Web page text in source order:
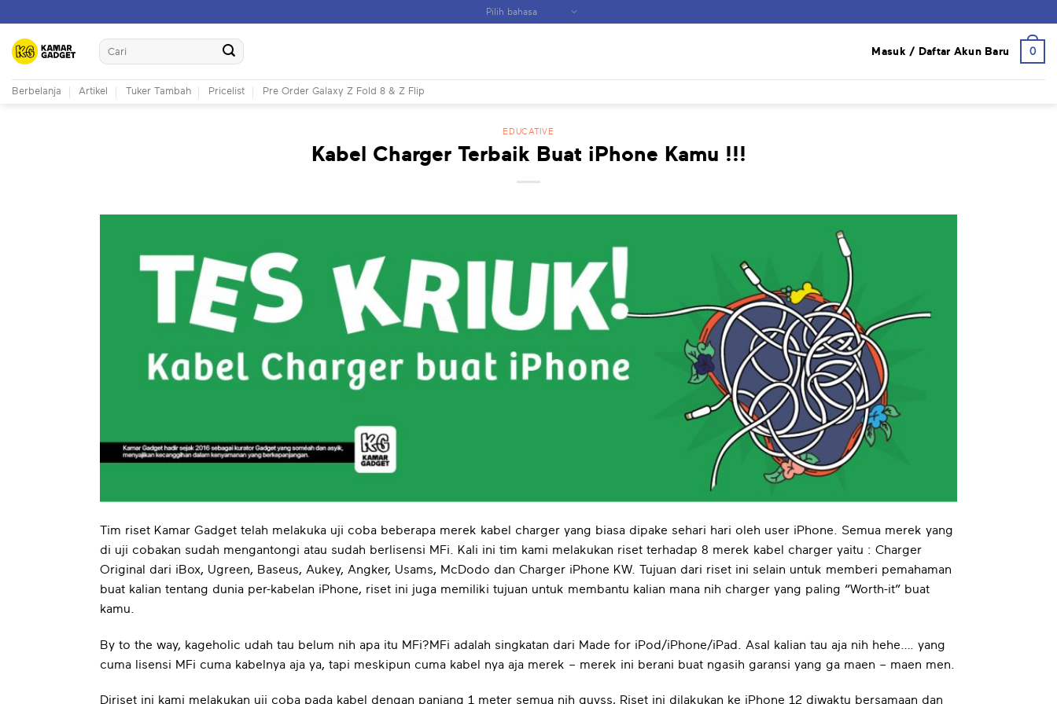
content
Search
for:
Masuk / Daftar Akun Baru 0
Berbelanja Artikel Tuker Tambah Pricelist Pre Order Galaxy Z Fold 8 & Z Flip
EDUCATIVE
Kabel Charger Terbaik Buat iPhone Kamu !!!
Tim riset Kamar Gadget telah melakuka uji coba beberapa merek kabel charger yang biasa dipake sehari hari oleh user iPhone. Semua merek yang
di uji cobakan sudah mengantongi atau sudah berlisensi MFi. Kali ini tim kami melakukan riset terhadap 8 merek kabel charger yaitu : Charger
Original dari iBox, Ugreen, Baseus, Aukey, Angker, Usams, McDodo dan Charger iPhone KW. Tujuan dari riset ini selain untuk memberi pemahaman
buat kalian tentang dunia per-kabelan iPhone, riset ini juga memiliki tujuan untuk membantu kalian mana nih charger yang paling “Worth-it” buat
kamu.
By to the way, kageholic udah tau belum nih apa itu MFi?MFi adalah singkatan dari Made for iPod/iPhone/iPad. Asal kalian tau aja nih hehe…. yang
cuma lisensi MFi cuma kabelnya aja ya, tapi meskipun cuma kabel nya aja merek – merek ini berani buat ngasih garansi yang ga maen – maen men.
Diriset ini kami melakukan uji coba pada kabel dengan panjang 1 meter semua nih guyss, Riset ini dilakukan ke iPhone 12 diwaktu bersamaan dan